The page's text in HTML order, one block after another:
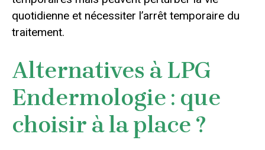
quotidienne et nécessiter l’arrêt temporaire du
traitement.
Alternatives à LPG
Endermologie : que
choisir à la place ?